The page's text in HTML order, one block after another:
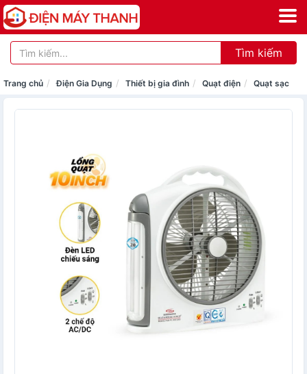
Tìm kiếm
Trang chủ Điện Gia Dụng Thiết bị gia đình Quạt điện Quạt sạc